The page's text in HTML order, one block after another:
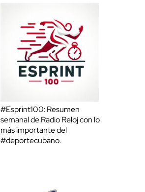
#Esprint100: Resumen
semanal de Radio Reloj con lo
más importante del
#deportecubano.